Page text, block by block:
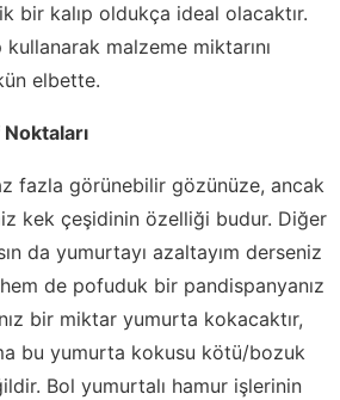
bir kalıp oldukça ideal olacaktır.
malzeme miktarını
elbette.
fazla görünebilir gözünüze, ancak
kek çeşidinin özelliği budur. Diğer
da yumurtayı azaltayım derseniz
de pofuduk bir pandispanyanız
bir miktar yumurta kokacaktır,
bu yumurta kokusu kötü/bozuk
Bol yumurtalı hamur işlerinin